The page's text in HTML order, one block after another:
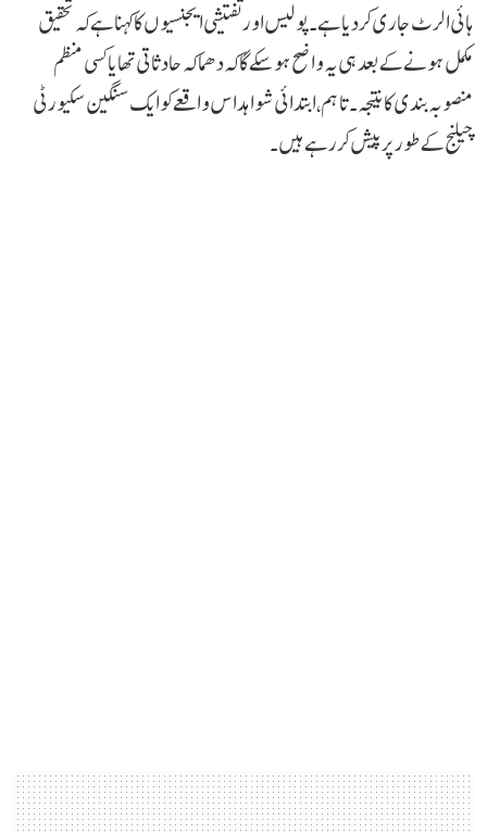
ہائی الرٹ جاری کر دیا ہے۔ پولیس اور تفتیشی ایجنسیوں کا کہنا ہے کہ تحقیق
مکمل ہونے کے بعد ہی یہ واضح ہو سکے گا کہ دھماکہ حادثاتی تھا یا کسی منظم
منصوبہ بندی کا نتیجہ۔ تاہم، ابتدائی شواہد اس واقعے کو ایک سنگین سکیورٹی
چیلنج کے طور پر پیش کر رہے ہیں۔